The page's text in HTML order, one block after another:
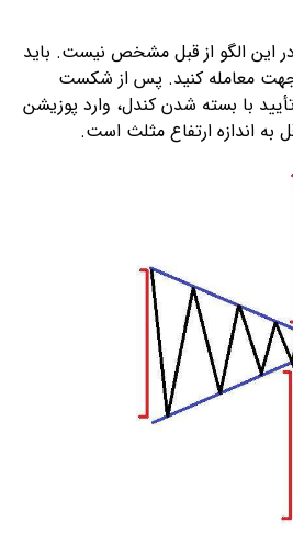
الگو از قبل مشخص نیست. باید
جهت معامله کنید. پس از شکست
با بسته شدن کندل، وارد پوزیشن
اندازه ارتفاع مثلث است.